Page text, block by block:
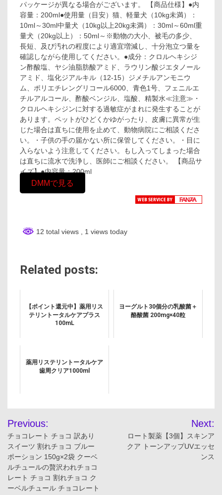
パッケージが異なる場合がございます。 【商品仕様】●内
容量：200ml●使用量（目安）猫、軽量犬（10kg未満）：
10ml～30ml中量犬（10kg以上20kg未満）：30ml～60ml重
量犬（20kg以上）：50ml～※動物の大小、被毛の多少、
長短、及び汚れの程度により適宜増減し、十分泡立つ量を
確認しながら使用してください。●成分：クロルヘキシジ
ン酢酸塩、ヤシ油脂肪酸アミド、ラウリン酸ジエタノール
アミド、塩化ジアルキル（12-15）ジメチルアンモニウ
ム、ポリエチレングリコール6000、青色1号、フェニルエ
チルアルコール、酢酸ベンジル、塩酸、精製水≪注意≫・
クロルヘキシジンに対する過敏症がまれに発生することが
あります。ペットがひどくかゆがったり、皮膚に異常が生
じた場合は直ちに使用を止めて、動物病院にご相談くださ
い。・子供の手の届かない所に保管してください。・目に
入らないよう注意してください。もし入ってしまった場合
は直ちに流水で洗浄し、医師にご相談ください。 【商品サ
イズ】●内容量：200ml
DMMで見る
12 total views , 1 views today
Related posts:
【ポイント還元中】薬用リス
テリントータルケアプラス
100mL
ヨーグルト30個分の乳酸菌＋
酪酸菌 200mg×40粒
薬用リステリントータルケア
歯周クリア1000ml
投
稿
ナ
ビ
Previous:
チョコレート チョコ 訳あり
スイーツ 割れチョコ ブルー
ポーション 150g×2袋 クーベ
ルチュールの贅沢われチョコ
レート チョコ 割れチョコ ク
ーベルチュール チョコレート
Next:
ロート製薬【3個】スキンア
クア トーンアップUVエッセ
ンス